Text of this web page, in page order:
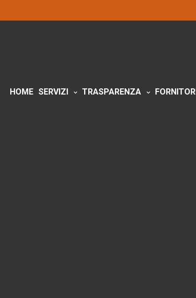
HOME SERVIZI TRASPARENZA FORNITORI